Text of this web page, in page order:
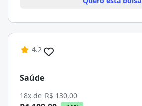
4.2
Saúde
18x de R$ 130,00